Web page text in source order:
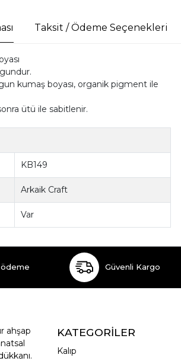
Taksit / Ödeme Seçenekleri
kumaş boyası, organik pigment ile
ütü ile sabitlenir.
KB149
Arkaik Craft
Var
ödeme Güvenli Kargo
ahşap
KATEGORİLER
Kalıp